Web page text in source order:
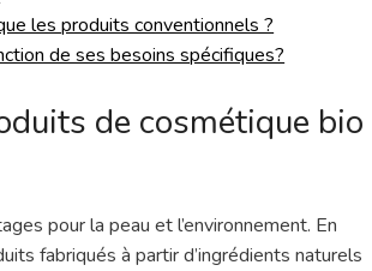
les produits conventionnels ?
de ses besoins spécifiques?
de cosmétique bio
pour la peau et l’environnement. En
fabriqués à partir d’ingrédients naturels